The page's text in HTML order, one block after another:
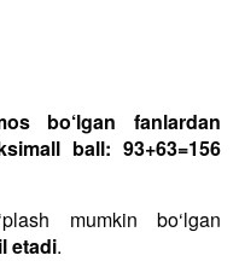
bo‘lgan fanlardan
ball: 93+63=156
mumkin bo‘lgan
etadi.